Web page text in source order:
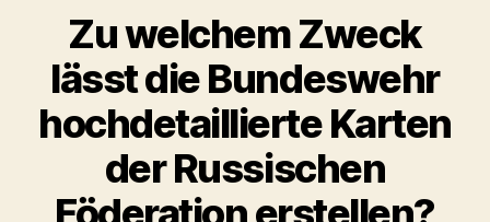
Zu welchem Zweck
lässt die Bundeswehr
hochdetaillierte Karten
der Russischen